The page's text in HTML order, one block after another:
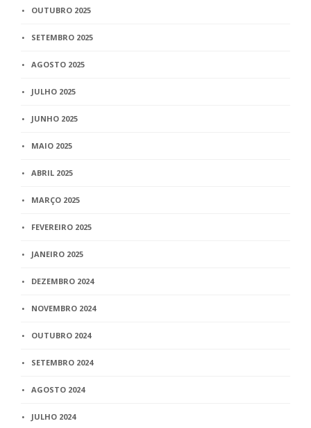
OUTUBRO 2025
SETEMBRO 2025
AGOSTO 2025
JULHO 2025
JUNHO 2025
MAIO 2025
ABRIL 2025
MARÇO 2025
FEVEREIRO 2025
JANEIRO 2025
DEZEMBRO 2024
NOVEMBRO 2024
OUTUBRO 2024
SETEMBRO 2024
AGOSTO 2024
JULHO 2024